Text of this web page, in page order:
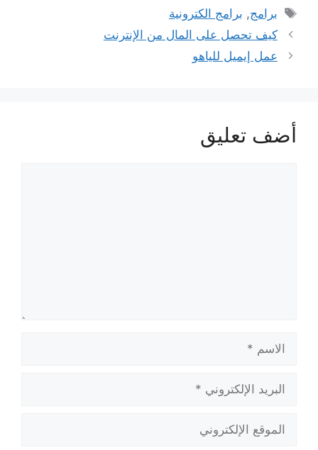
الوسوم
برامج, برامج الكترونية
كيف تحصل على المال من الإنترنت
عمل إيميل للياهو
أضف تعليق
الإلكتروني
الإلكتروني